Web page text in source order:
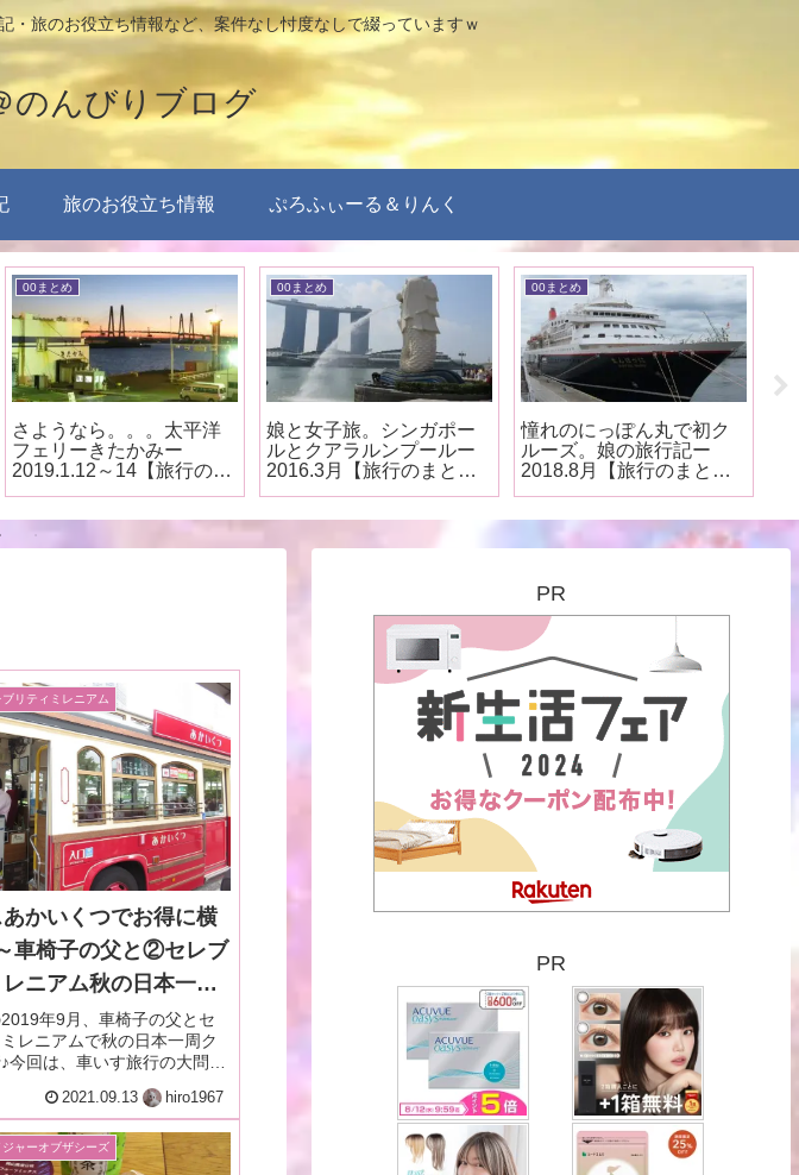
旅のお役立ち情報など、案件なし忖度なしで綴っていますｗ
のんびりブログ
旅のお役立ち情報 ぷろふぃーる＆りんく
00まとめ
さようなら。。。太平洋
フェリーきたかみー
2019.1.12～14【旅行のま
00まとめ
娘と女子旅。シンガポー
ルとクアラルンプールー
2016.3月【旅行のまと
00まとめ
憧れのにっぽん丸で初ク
ルーズ。娘の旅行記ー
2018.8月【旅行のまと
リティミレニアム
かいくつでお得に横
車椅子の父と②セレブ
レニアム秋の日本一周
2019.9月・本編1-1
年9月、車椅子の父とセ
レニアムで秋の日本一周ク
今回は、車いす旅行の大問
橋迄のおすすめ移動方法な
バスあかいくつは移動に適
か？
2021.09.13 hiro1967
ャーオブザシーズ
PR
PR